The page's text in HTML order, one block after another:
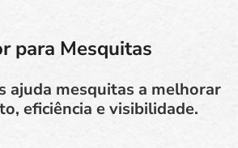
para Mesquitas
ajuda mesquitas a melhorar
eficiência e visibilidade.